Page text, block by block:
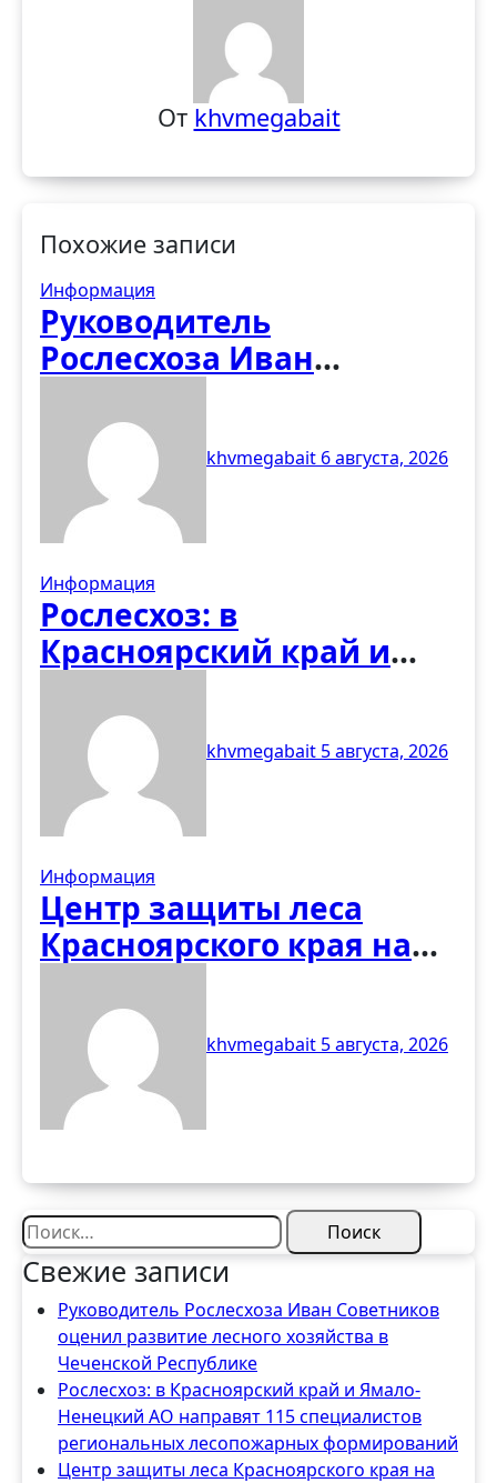
От khvmegabait
Похожие записи
Информация
Руководитель
Рослесхоза Иван
развитие лесного
хозяйства в Чеченской
Республике
khvmegabait 6 августа, 2026
Информация
Рослесхоз: в
Красноярский край и
направят 115
специалистов
региональных
лесопожарных
формирований
khvmegabait 5 августа, 2026
Информация
Центр защиты леса
Красноярского края на
будущее лесной отрасли
khvmegabait 5 августа, 2026
Найти:
Свежие записи
Руководитель Рослесхоза Иван Советников
оценил развитие лесного хозяйства в
Чеченской Республике
Рослесхоз: в Красноярский край и Ямало-
Ненецкий АО направят 115 специалистов
региональных лесопожарных формирований
Центр защиты леса Красноярского края на